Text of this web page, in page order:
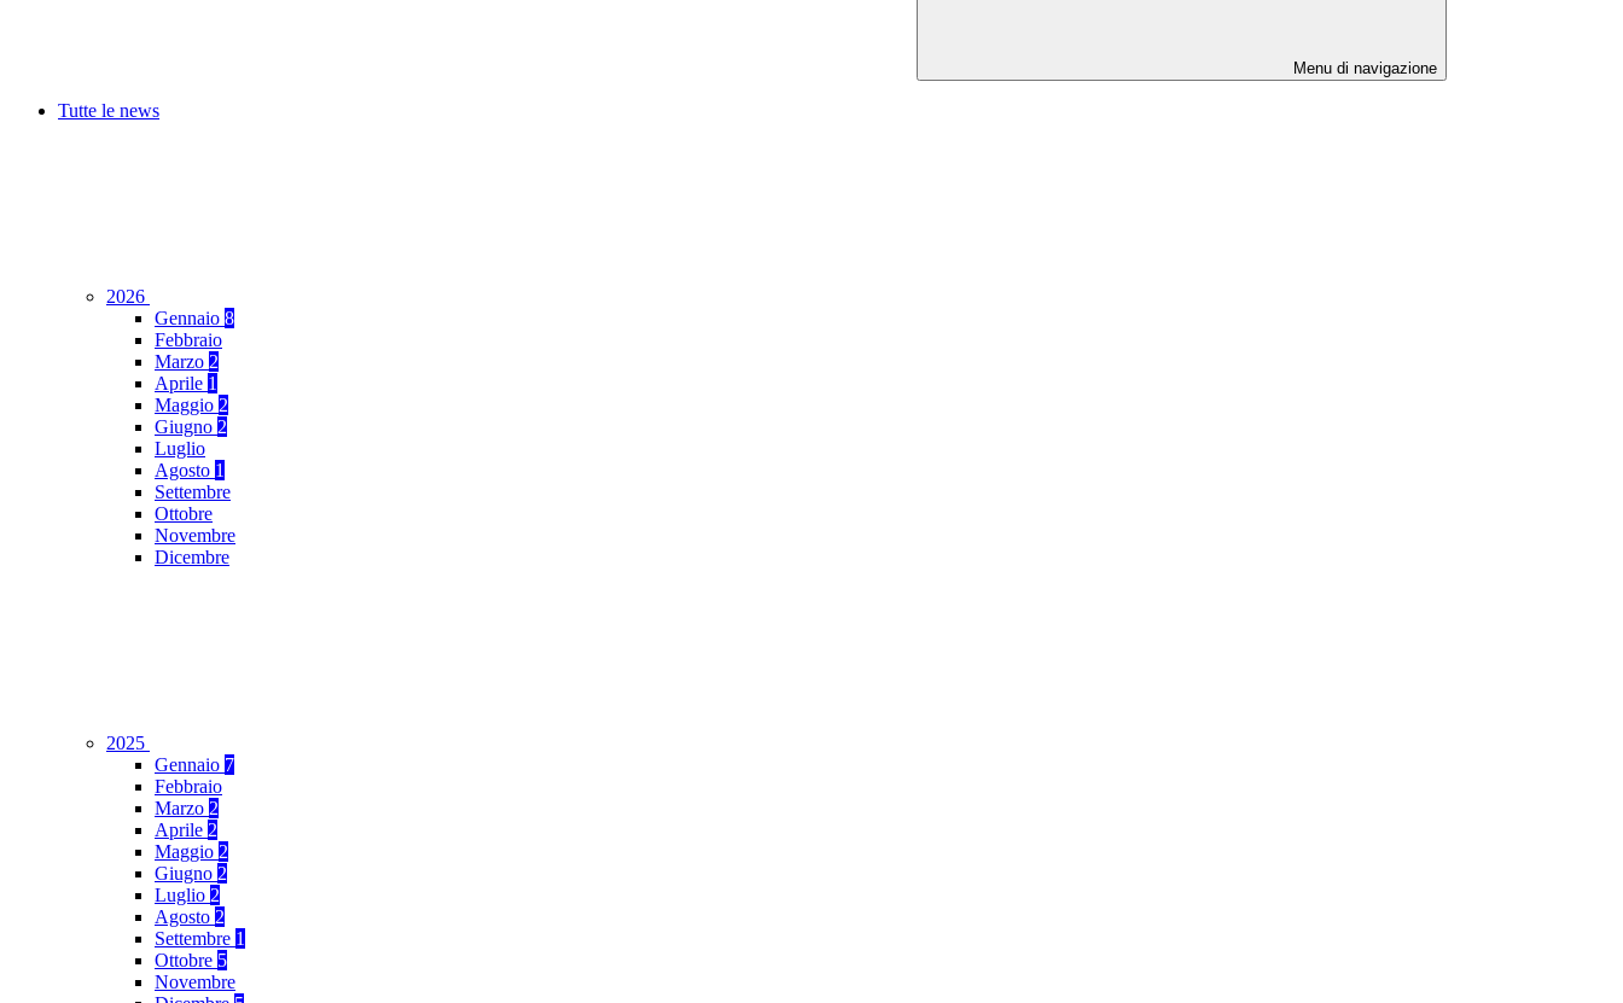
Menu di navigazione
Tutte le news
2026
Gennaio 8
Febbraio
Marzo 2
Aprile 1
Maggio 2
Giugno 2
Luglio
Agosto 1
Settembre
Ottobre
Novembre
Dicembre
2025
Gennaio 7
Febbraio
Marzo 2
Aprile 2
Maggio 2
Giugno 2
Luglio 2
Agosto 2
Settembre 1
Ottobre 5
Novembre